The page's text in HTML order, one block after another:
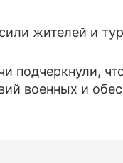
жителей и
подчеркнули,
военных и